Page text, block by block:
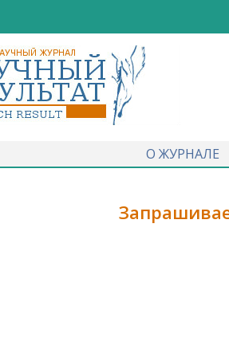
О ЖУРНАЛЕ